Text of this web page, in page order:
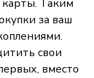
Таким
за ваш
свои
вместо